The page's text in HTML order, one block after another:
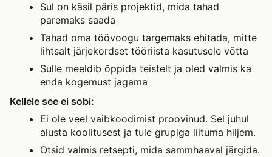
Sul on käsil päris projektid, mida tahad
paremaks saada
Tahad oma töövoogu targemaks ehitada, mitte
lihtsalt järjekordset tööriista kasutusele võtta
Sulle meeldib õppida teistelt ja oled valmis ka
enda kogemust jagama
Kellele see ei sobi:
Ei ole veel vaibkoodimist proovinud. Sel juhul
alusta koolitusest ja tule grupiga liituma hiljem.
Otsid valmis retsepti, mida sammhaaval järgida.